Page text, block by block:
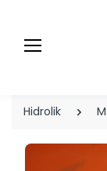
Hidrolik